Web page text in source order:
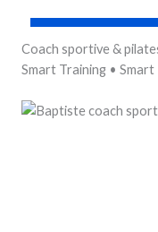
Coach sportive &
Smart Training •